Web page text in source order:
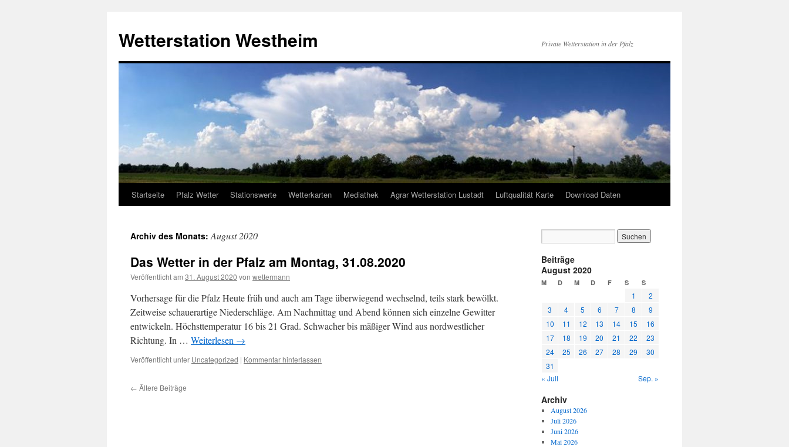
springen
Wetterstation Westheim Private Wetterstation in der Pfalz
Startseite Pfalz Wetter Stationswerte Wetterkarten Mediathek Agrar Wetterstation Lustadt Luftqualität Karte Download Daten
Archiv des Monats:August 2020
Das Wetter in der Pfalz am Montag, 31.08.2020
Veröffentlicht am 31. August 2020 von wettermann
Vorhersage für die Pfalz Heute früh und auch am Tage überwiegend wechselnd, teils stark bewölkt.
Zeitweise schauerartige Niederschläge. Am Nachmittag und Abend können sich einzelne Gewitter
entwickeln. Höchsttemperatur 16 bis 21 Grad. Schwacher bis mäßiger Wind aus nordwestlicher
Richtung. In … Weiterlesen →
Veröffentlicht unter Uncategorized | Kommentar hinterlassen
← Ältere Beiträge
Beiträge
August 2020
M D M D F S S
1
2
3
4 5 6 7 8
9
10
11 12 13 14 15
16
17
18 19 20 21 22
23
24
25 26 27 28 29
30
31
« Juli
Sep. »
Archiv
August 2026
Juli 2026
Juni 2026
Mai 2026